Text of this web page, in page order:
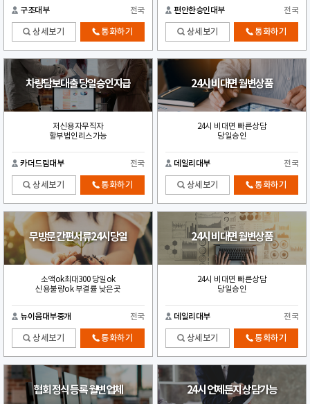
구조대부 전국
상세보기 통화하기
편안한승인대부 전국
상세보기 통화하기
차량담보대출 당일승인지급
저신용자무직자
할부법인리스가능
카더드림대부 전국
상세보기 통화하기
24시 비대면 월변상품
24시 비대면 빠른상담
당일승인
데일리대부 전국
상세보기 통화하기
무방문 간편서류24시당일
소액ok최대300 당일ok
신용불량ok 부결률 낮은곳
뉴이음대부중개 전국
상세보기 통화하기
24시 비대면 월변상품
24시 비대면 빠른상담
당일승인
데일리대부 전국
상세보기 통화하기
협회 정식 등록 월변업체 24시 언제든지 상담가능